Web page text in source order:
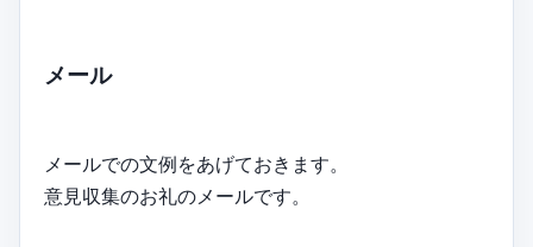
メール
メールでの文例をあげておきます。
意見収集のお礼のメールです。